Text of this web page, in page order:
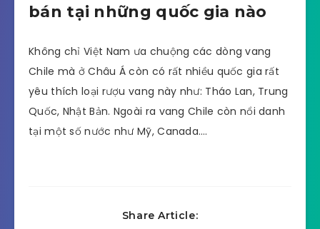
bán tại những quốc gia nào
Không chỉ Việt Nam ưa chuộng các dòng vang
Chile mà ở Châu Á còn có rất nhiều quốc gia rất
yêu thích loại rượu vang này như: Tháo Lan, Trung
Quốc, Nhật Bản. Ngoài ra vang Chile còn nổi danh
tại một số nước như Mỹ, Canada….
Share Article: